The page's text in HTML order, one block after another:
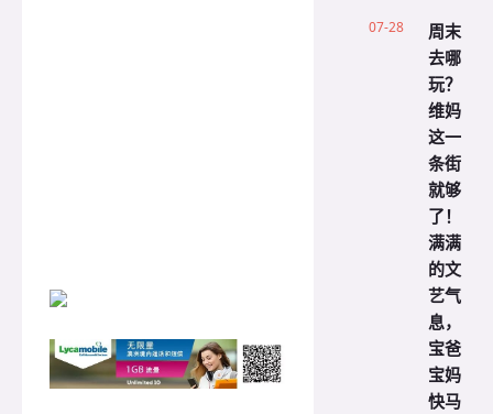
07-28
周末
去哪
玩？
维妈
这一
条街
就够
了！
满满
的文
艺气
息，
宝爸
宝妈
快马